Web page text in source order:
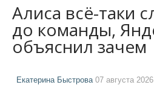
Алиса всё-таки
до команды,
объяснил зачем
Екатерина Быстрова 07 августа